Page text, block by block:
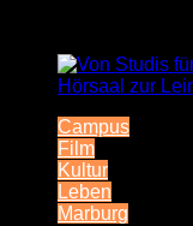
Campus
Film
Kultur
Leben
Marburg